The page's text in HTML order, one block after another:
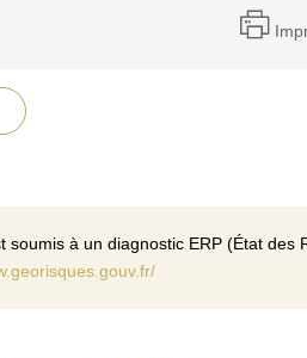
soumis à un diagnostic ERP (État